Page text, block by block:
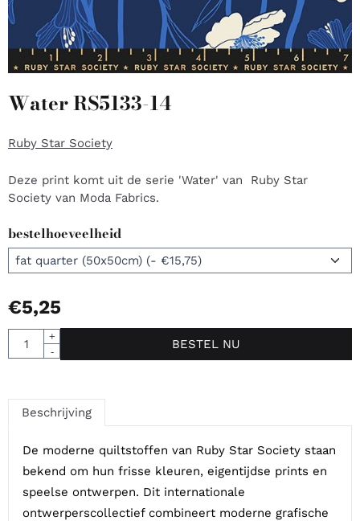
Water RS5133-14
Ruby Star Society
Deze print komt uit de serie 'Water' van Ruby Star
Society van Moda Fabrics.
bestelhoeveelheid
€5,25
Aantal
+
-
BESTEL NU
Beschrijving
De moderne quiltstoffen van Ruby Star Society staan
bekend om hun frisse kleuren, eigentijdse prints en
speelse ontwerpen. Dit internationale
ontwerperscollectief combineert moderne grafische